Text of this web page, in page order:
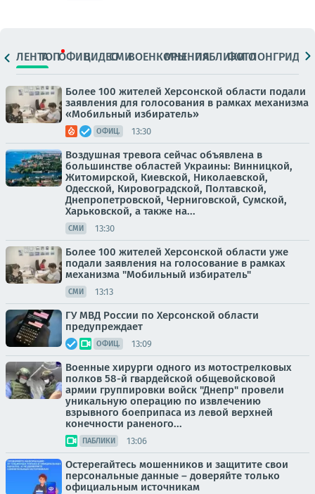
ЛЕНТАТОПОФИЦ.ВИДЕОСМИВОЕНКОРЫМНЕНИЯПАБЛИКИ
ФОТОЛОНГРИДЫ
Более 100 жителей Херсонской области подали
заявления для голосования в рамках механизма
«Мобильный избиратель»
ОФИЦ. 13:30
Воздушная тревога сейчас объявлена в
большинстве областей Украины: Винницкой,
Житомирской, Киевской, Николаевской,
Одесской, Кировоградской, Полтавской,
Днепропетровской, Черниговской, Сумской,
Харьковской, а также на...
СМИ 13:30
Более 100 жителей Херсонской области уже
подали заявления на голосование в рамках
механизма "Мобильный избиратель"
СМИ 13:13
ГУ МВД России по Херсонской области
предупреждает
ОФИЦ. 13:09
Военные хирурги одного из мотострелковых
полков 58-й гвардейской общевойсковой
армии группировки войск "Днепр" провели
уникальную операцию по извлечению
взрывного боеприпаса из левой верхней
конечности раненого...
ПАБЛИКИ 13:06
Остерегайтесь мошенников и защитите свои
персональные данные – доверяйте только
официальным источникам